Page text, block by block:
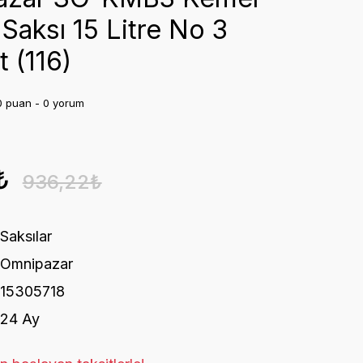
15 Litre No 3
(116)
puan - 0 yorum
936,22₺
Saksılar
Omnipazar
15305718
24 Ay